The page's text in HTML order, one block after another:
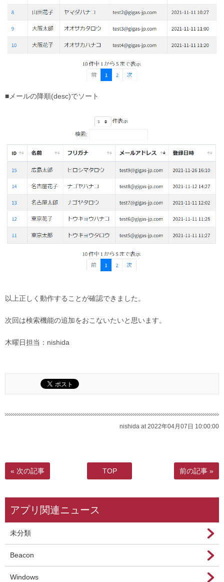
■メールの降順(desc)でソート
以上正しく動作することが確認できました。
次回は検索機能の追加をおこないたいと思います。
木曜日担当：nishida
nishida at 2022年04月07日 10:00:00
« 次の記事 TOP 前の記事 »
アプリ関連ニュース
未分類
Beacon
Windows